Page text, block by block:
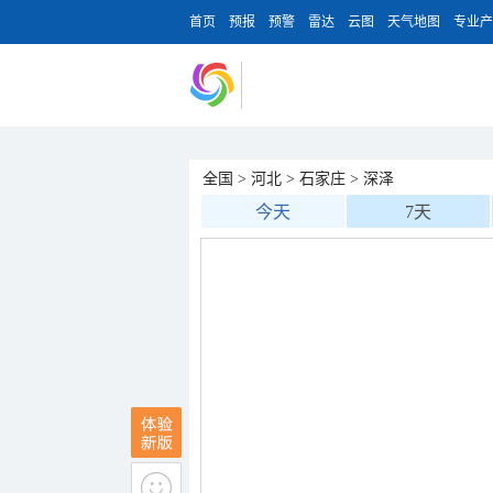
首页 预报 预警 雷达 云图 天气地图 专业
全国 > 河北 > 石家庄 > 深泽
今天 7天